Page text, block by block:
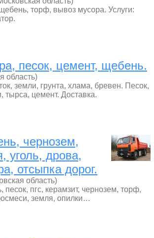
торф, вывоз мусора. Услуги:
песок, цемент, щебень.
область)
земли, грунта, хлама, бревен. Песок,
тырса, цемент. Доставка.
чернозем,
уголь, дрова,
отсыпка дорог.
область)
пгс, керамзит, чернозем, торф,
земля, опилки…